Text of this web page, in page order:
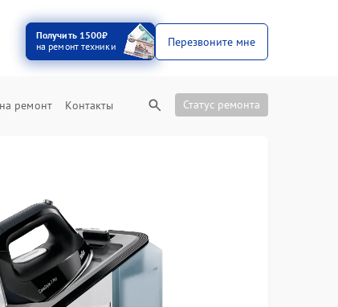
Получить 1500₽
на ремонт техники
Перезвоните мне
ремонт Контакты Статус ремонта